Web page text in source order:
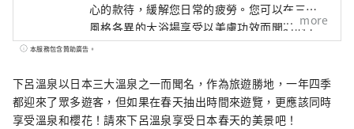
心的款待，緩解您日常的疲勞。您可以在三個
風格各異的大浴場享受以美膚功效而聞名的下
呂溫泉。請盡情享受俯瞰下呂溫泉街和飛驒山
場、帶有室內浴池的露天浴池，讓您彷彿在泡
溫泉一樣。作為一個重視日本文化的博物館，
我們也展示了日本庭園、正宗的能舞台、茶室
more
本服務包含贊助廣告。
下呂溫泉以日本三大溫泉之一而聞名，作為旅遊勝地，一年四季
都迎來了眾多遊客，但如果在春天抽出時間來遊覽，更應該同時
享受溫泉和櫻花！請來下呂溫泉享受日本春天的美景吧！